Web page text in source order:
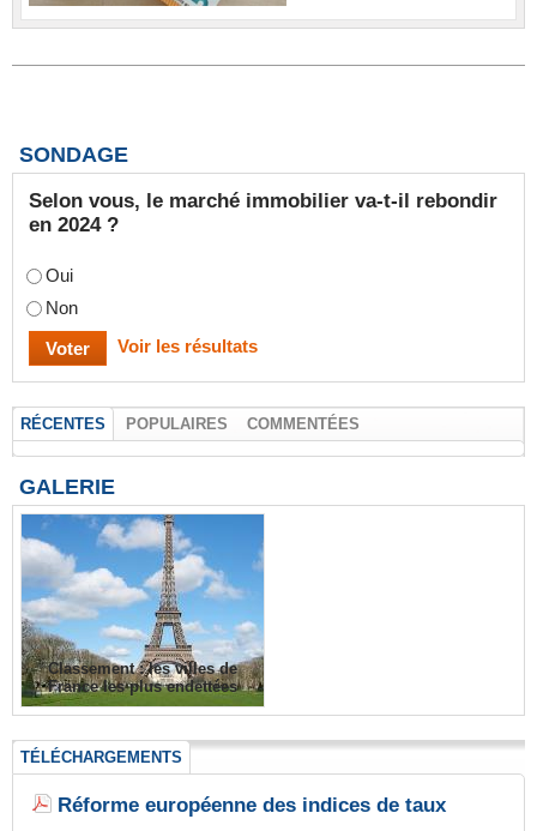
SONDAGE
Selon vous, le marché immobilier va-t-il rebondir
en 2024 ?
Oui
Non
Voir les résultats
RÉCENTES POPULAIRES COMMENTÉES
GALERIE
Classement : les villes de
France les plus endettées
TÉLÉCHARGEMENTS
Réforme européenne des indices de taux